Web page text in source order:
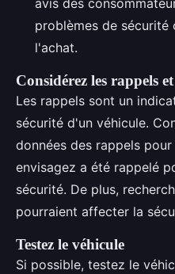
problèmes de sécurité
l'achat.
Considérez les rappels
Les rappels sont un
sécurité d'un véhicule.
données des rappels
envisagez a été rappelé
sécurité. De plus,
pourraient affecter la
Testez le véhicule
Si possible, testez le